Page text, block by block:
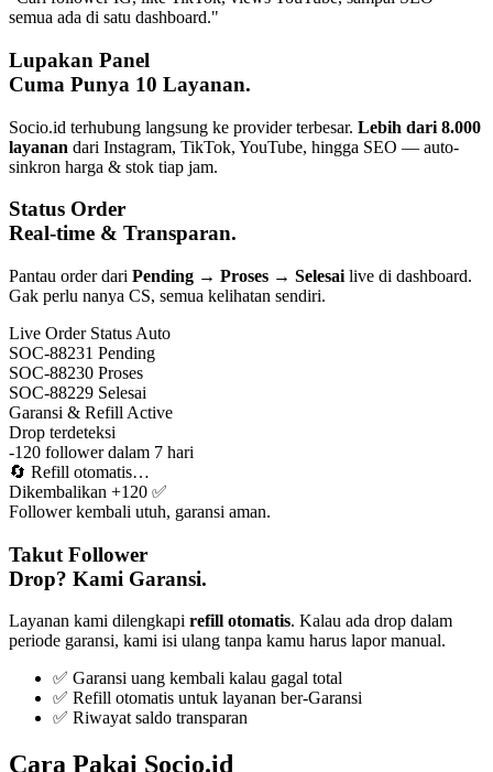
semua ada di satu dashboard."
Lupakan Panel
Cuma Punya 10 Layanan.
Socio.id terhubung langsung ke provider terbesar. Lebih dari 8.000
layanan dari Instagram, TikTok, YouTube, hingga SEO — auto-
sinkron harga & stok tiap jam.
Status Order
Real-time & Transparan.
Pantau order dari Pending → Proses → Selesai live di dashboard.
Gak perlu nanya CS, semua kelihatan sendiri.
Live Order Status Auto
SOC-88231 Pending
SOC-88230 Proses
SOC-88229 Selesai
Garansi & Refill Active
Drop terdeteksi
-120 follower dalam 7 hari
🔄 Refill otomatis…
Dikembalikan +120 ✅
Follower kembali utuh, garansi aman.
Takut Follower
Drop? Kami Garansi.
Layanan kami dilengkapi refill otomatis. Kalau ada drop dalam
periode garansi, kami isi ulang tanpa kamu harus lapor manual.
✅ Garansi uang kembali kalau gagal total
✅ Refill otomatis untuk layanan ber-Garansi
✅ Riwayat saldo transparan
Cara Pakai Socio.id